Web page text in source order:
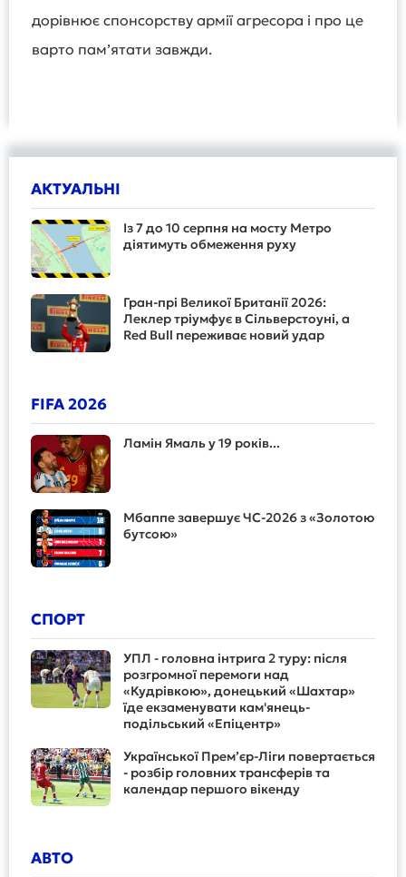
дорівнює спонсорству армії агресора і про це
варто пам’ятати завжди.
АКТУАЛЬНІ
Із 7 до 10 серпня на мосту Метро
діятимуть обмеження руху
Гран-прі Великої Британії 2026:
Леклер тріумфує в Сільверстоуні, а
Red Bull переживає новий удар
FIFA 2026
Ламін Ямаль у 19 років...
Мбаппе завершує ЧС-2026 з «Золотою
бутсою»
СПОРТ
УПЛ - головна інтрига 2 туру: після
розгромної перемоги над
«Кудрівкою», донецький «Шахтар»
їде екзаменувати кам'янець-
подільський «Епіцентр»
Української Прем’єр-Ліги повертається
- розбір головних трансферів та
календар першого вікенду
АВТО